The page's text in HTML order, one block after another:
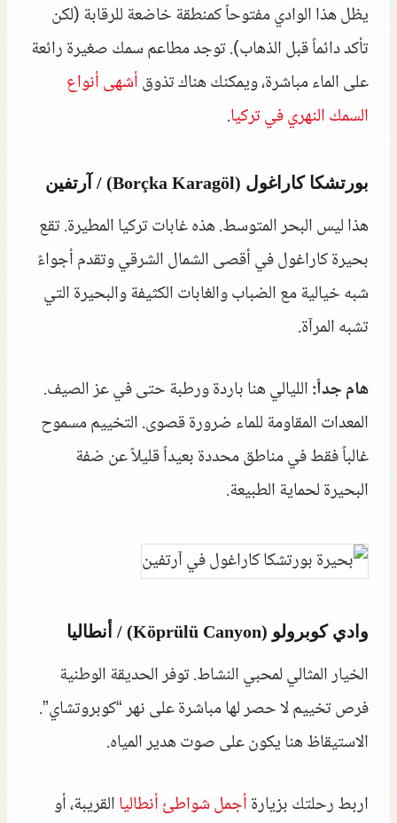
يظل هذا الوادي مفتوحاً كمنطقة خاضعة للرقابة (لكن
تأكد دائماً قبل الذهاب). توجد مطاعم سمك صغيرة رائعة
على الماء مباشرة، ويمكنك هناك تذوقأشهى أنواع
السمك النهري في تركيا.
بورتشكا كاراغول (Borçka Karagöl) / آرتفين
هذا ليس البحر المتوسط. هذه غابات تركيا المطيرة. تقع
بحيرة كاراغول في أقصى الشمال الشرقي وتقدم أجواءً
شبه خيالية مع الضباب والغابات الكثيفة والبحيرة التي
تشبه المرآة.
هام جداً:الليالي هنا باردة ورطبة حتى في عز الصيف.
المعدات المقاومة للماء ضرورة قصوى. التخييم مسموح
غالباً فقط في مناطق محددة بعيداً قليلاً عن ضفة
البحيرة لحماية الطبيعة.
وادي كوبرولو (Köprülü Canyon) / أنطاليا
الخيار المثالي لمحبي النشاط. توفر الحديقة الوطنية
فرص تخييم لا حصر لها مباشرة على نهر “كوبروتشاي”.
الاستيقاظ هنا يكون على صوت هدير المياه.
اربط رحلتك بزيارةأجمل شواطئ أنطالياالقريبة، أو